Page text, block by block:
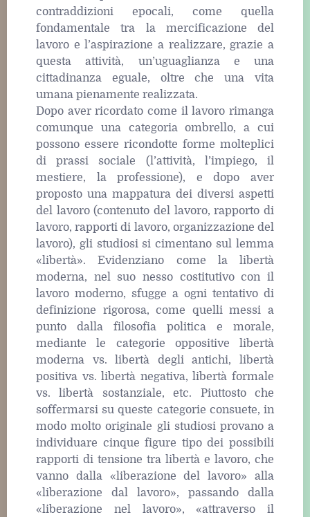
contraddizioni epocali, come quella
fondamentale tra la mercificazione del
lavoro e l’aspirazione a realizzare, grazie a
questa attività, un’uguaglianza e una
cittadinanza eguale, oltre che una vita
umana pienamente realizzata.
Dopo aver ricordato come il lavoro rimanga
comunque una categoria ombrello, a cui
possono essere ricondotte forme molteplici
di prassi sociale (l’attività, l’impiego, il
mestiere, la professione), e dopo aver
proposto una mappatura dei diversi aspetti
del lavoro (contenuto del lavoro, rapporto di
lavoro, rapporti di lavoro, organizzazione del
lavoro), gli studiosi si cimentano sul lemma
«libertà». Evidenziano come la libertà
moderna, nel suo nesso costitutivo con il
lavoro moderno, sfugge a ogni tentativo di
definizione rigorosa, come quelli messi a
punto dalla filosofia politica e morale,
mediante le categorie oppositive libertà
moderna vs. libertà degli antichi, libertà
positiva vs. libertà negativa, libertà formale
vs. libertà sostanziale, etc. Piuttosto che
soffermarsi su queste categorie consuete, in
modo molto originale gli studiosi provano a
individuare cinque figure tipo dei possibili
rapporti di tensione tra libertà e lavoro, che
vanno dalla «liberazione del lavoro» alla
«liberazione dal lavoro», passando dalla
«liberazione nel lavoro», «attraverso il